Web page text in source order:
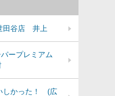
田谷店 井上
ープレミアム
しかった！ (広